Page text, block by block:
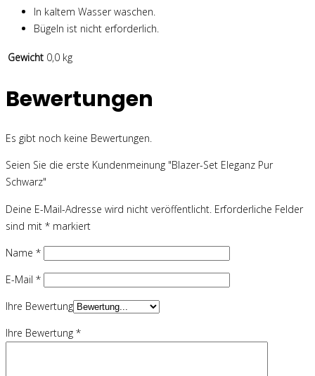
In kaltem Wasser waschen.
Bügeln ist nicht erforderlich.
Gewicht 0,0 kg
Bewertungen
Es gibt noch keine Bewertungen.
Seien Sie die erste Kundenmeinung "Blazer-Set Eleganz Pur
Schwarz"
Deine E-Mail-Adresse wird nicht veröffentlicht. Erforderliche Felder
sind mit * markiert
Name *
E-Mail *
Ihre Bewertung
Ihre Bewertung *